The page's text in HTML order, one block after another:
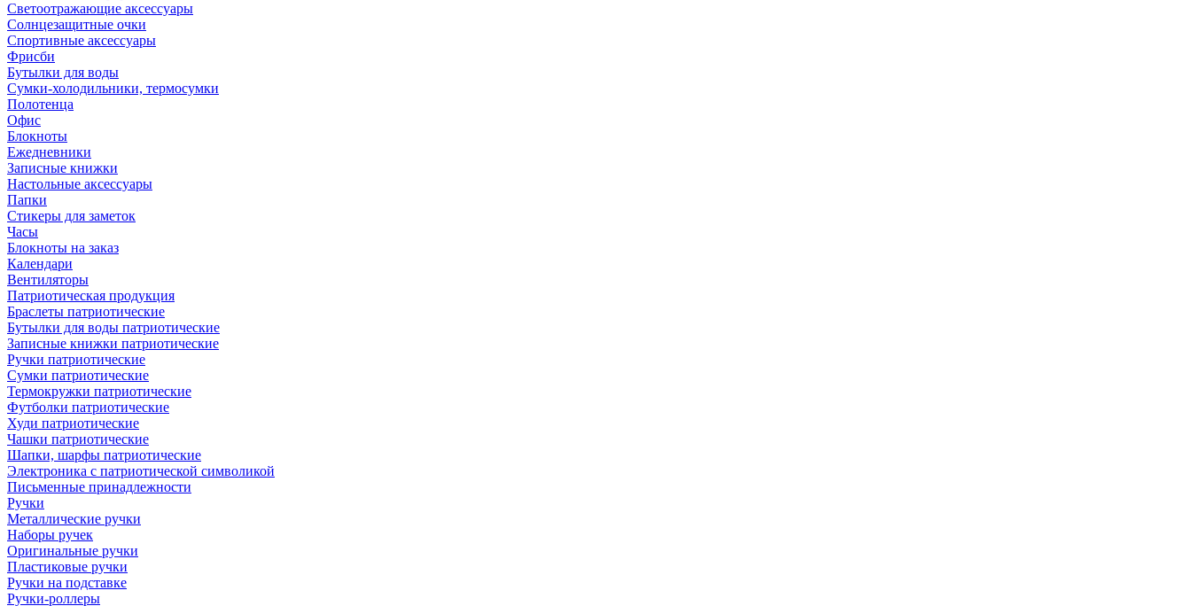
Светоотражающие аксессуары
Солнцезащитные очки
Спортивные аксессуары
Фрисби
Бутылки для воды
Сумки-холодильники, термосумки
Полотенца
Офис
Блокноты
Ежедневники
Записные книжки
Настольные аксессуары
Папки
Стикеры для заметок
Часы
Блокноты на заказ
Календари
Вентиляторы
Патриотическая продукция
Браслеты патриотические
Бутылки для воды патриотические
Записные книжки патриотические
Ручки патриотические
Сумки патриотические
Термокружки патриотические
Футболки патриотические
Худи патриотические
Чашки патриотические
Шапки, шарфы патриотические
Электроника с патриотической символикой
Письменные принадлежности
Ручки
Металлические ручки
Наборы ручек
Оригинальные ручки
Пластиковые ручки
Ручки на подставке
Ручки-роллеры